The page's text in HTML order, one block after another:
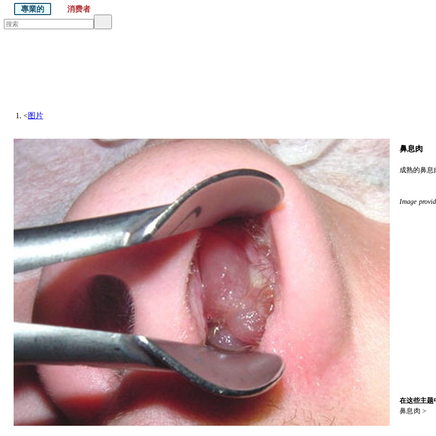
專業的 消费者
<图片
鼻息肉
成熟的鼻
Image
在这些主题
鼻息肉 >